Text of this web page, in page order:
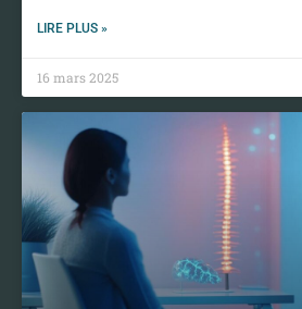
LIRE PLUS »
16 mars 2025